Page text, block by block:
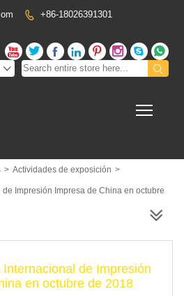
 +86-18026391301
      



> Actividades de exposición >
Impresión Impresa de China en octubre
de Impresión
en octubre de 2018